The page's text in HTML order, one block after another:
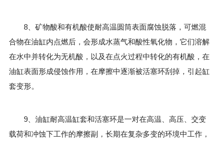
8、矿物酸和有机酸使耐高温圆筒表面腐蚀脱落，可燃混
合物在油缸内点燃后，会形成水蒸气和酸性氧化物，它们溶解
在水中并转化为无机酸，以及在点火过程中转化的有机酸，在
油缸表面形成侵蚀作用，在摩擦中逐渐被活塞环刮掉，引起缸
套变形。
9、油缸耐高温缸套和活塞环是一对在高温、高压、交变
载荷和冲蚀下工作的摩擦副，长期在复杂多变的环境中工作，